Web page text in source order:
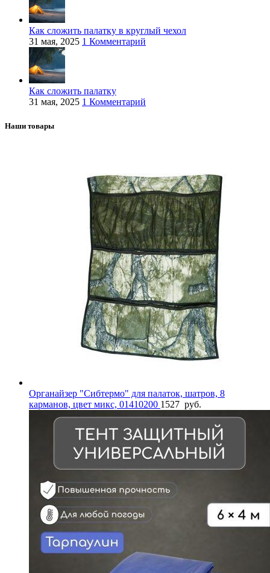
Как сложить палатку в круглый чехол
31 мая, 2025 1 Комментарий
Как сложить палатку
31 мая, 2025 1 Комментарий
Наши товары
Органайзер "Сибтермо" для палаток, шатров, 8
карманов, цвет микс, 01410200 1527 руб.